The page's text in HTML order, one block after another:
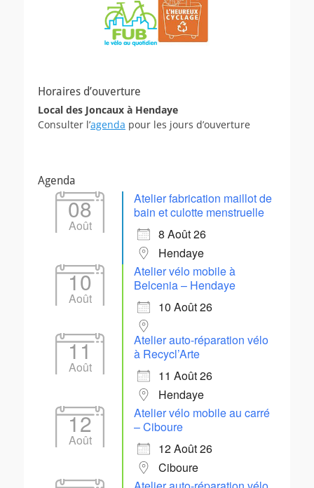
Horaires d’ouverture
Local des Joncaux à Hendaye
Consulter l’agenda pour les jours d’ouverture
Agenda
08
Août
Atelier fabrication maillot de
bain et culotte menstruelle
8 Août 26
Hendaye
10
Août
Atelier vélo mobile à
Belcenia – Hendaye
10 Août 26
11
Août
Atelier auto-réparation vélo
à Recycl’Arte
11 Août 26
Hendaye
12
Août
Atelier vélo mobile au carré
– Ciboure
12 Août 26
Ciboure